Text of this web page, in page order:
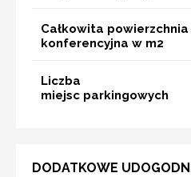
Całkowita powierzchnia
konferencyjna w m2
Liczba
miejsc parkingowych
DODATKOWE